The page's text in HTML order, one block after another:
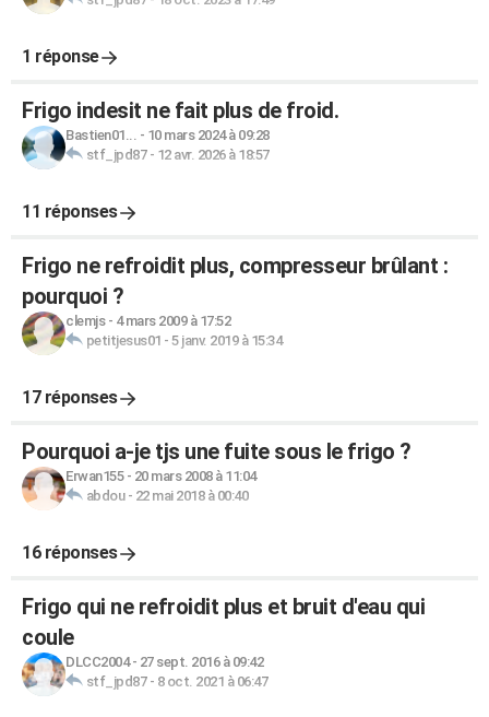
1 réponse
Frigo indesit ne fait plus de froid.
Bastien01... - 10 mars 2024 à 09:28
stf_jpd87- 12 avr. 2026 à 18:57
11 réponses
Frigo ne refroidit plus, compresseur brûlant :
pourquoi ?
clemjs- 4 mars 2009 à 17:52
petitjesus01 - 5 janv. 2019 à 15:34
17 réponses
Pourquoi a-je tjs une fuite sous le frigo ?
Erwan155- 20 mars 2008 à 11:04
abdou- 22 mai 2018 à 00:40
16 réponses
Frigo qui ne refroidit plus et bruit d'eau qui
coule
DLCC2004- 27 sept. 2016 à 09:42
stf_jpd87- 8 oct. 2021 à 06:47